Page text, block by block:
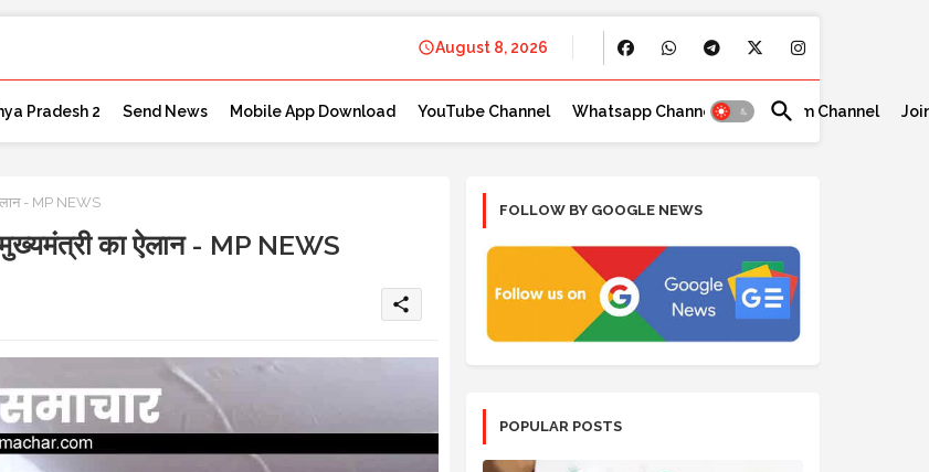
August 8, 2026
Pradesh 2 Send News Mobile App Download YouTube Channel Whatsapp Channel Telegram Channel
- MP NEWS
मुख्यमंत्री का ऐलान - MP NEWS
share
FOLLOW BY GOOGLE NEWS
POPULAR POSTS